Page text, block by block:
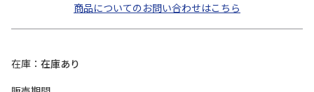
商品についてのお問い合わせはこちら
在庫
在庫あり